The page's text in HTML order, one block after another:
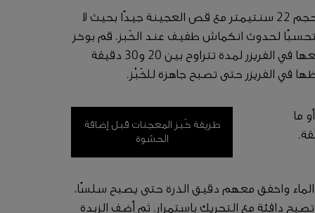
افرد عجينة الفطيرة وبطِّن صينية الفطائر ذات حجم 22 سنتيمتر مع قص العجينة جيدًا بحيث لا
تحسبًا لحدوث انكماش طفيف عند الخَبز. قم بوخز
قاعدة عجينة الفطيرة بالشوكة عدة مرات ثم ضعها في الفريزر لمدة تتراوح بين 20 و30 دقيقة
في الفريزر حتى تصبح جاهزة للخَبْز.
ما
طريقة خَبز المعجنات قبل إضافة
الحشوة
واخفق معهم دقيق الذرة حتى يصبح سلسًا،
دافئة مع التحريك باستمرار. ثم أضِف الزبدة